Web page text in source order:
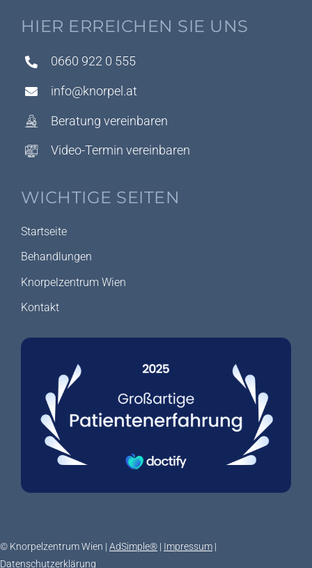
HIER ERREICHEN SIE UNS
0660 922 0 555
info@knorpel.at
Beratung vereinbaren
Video-Termin vereinbaren
WICHTIGE SEITEN
Startseite
Behandlungen
Knorpelzentrum Wien
Kontakt
© Knorpelzentrum Wien | AdSimple®| Impressum|
Datenschutzerklärung